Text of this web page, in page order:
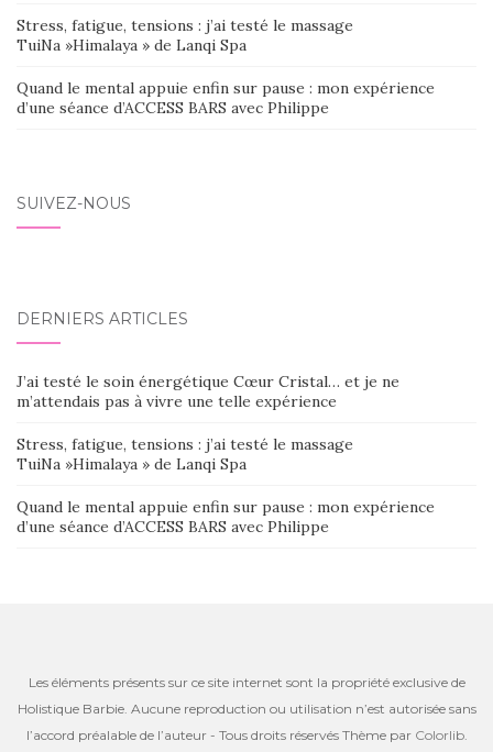
Stress, fatigue, tensions : j’ai testé le massage
TuiNa »Himalaya » de Lanqi Spa
Quand le mental appuie enfin sur pause : mon expérience
d’une séance d’ACCESS BARS avec Philippe
SUIVEZ-NOUS
DERNIERS ARTICLES
J’ai testé le soin énergétique Cœur Cristal… et je ne
m’attendais pas à vivre une telle expérience
Stress, fatigue, tensions : j’ai testé le massage
TuiNa »Himalaya » de Lanqi Spa
Quand le mental appuie enfin sur pause : mon expérience
d’une séance d’ACCESS BARS avec Philippe
Les éléments présents sur ce site internet sont la propriété exclusive de
Holistique Barbie. Aucune reproduction ou utilisation n’est autorisée sans
l’accord préalable de l’auteur - Tous droits réservés Thème par Colorlib.